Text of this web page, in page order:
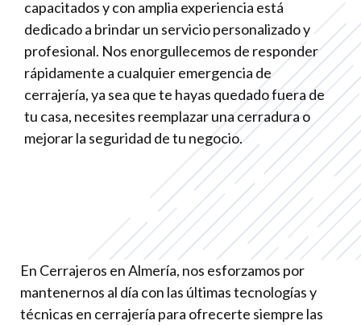
capacitados y con amplia experiencia está
dedicado a brindar un servicio personalizado y
profesional. Nos enorgullecemos de responder
rápidamente a cualquier emergencia de
cerrajería, ya sea que te hayas quedado fuera de
tu casa, necesites reemplazar una cerradura o
mejorar la seguridad de tu negocio.
En Cerrajeros en Almería, nos esforzamos por
mantenernos al día con las últimas tecnologías y
técnicas en cerrajería para ofrecerte siempre las